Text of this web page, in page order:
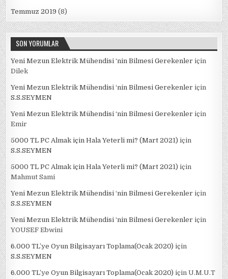
Temmuz 2019 (8)
SON YORUMLAR
Yeni Mezun Elektrik Mühendisi ‘nin Bilmesi Gerekenler için
Dilek
Yeni Mezun Elektrik Mühendisi ‘nin Bilmesi Gerekenler için
S.S.SEYMEN
Yeni Mezun Elektrik Mühendisi ‘nin Bilmesi Gerekenler için
Emir
5000 TL PC Almak için Hala Yeterli mi? (Mart 2021) için
S.S.SEYMEN
5000 TL PC Almak için Hala Yeterli mi? (Mart 2021) için
Mahmut Sami
Yeni Mezun Elektrik Mühendisi ‘nin Bilmesi Gerekenler için
S.S.SEYMEN
Yeni Mezun Elektrik Mühendisi ‘nin Bilmesi Gerekenler için
YOUSEF Ebwini
6.000 TL’ye Oyun Bilgisayarı Toplama(Ocak 2020) için
S.S.SEYMEN
6.000 TL’ye Oyun Bilgisayarı Toplama(Ocak 2020) içinU.M.U.T